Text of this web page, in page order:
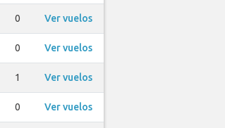
0 Ver vuelos
0 Ver vuelos
1 Ver vuelos
0 Ver vuelos